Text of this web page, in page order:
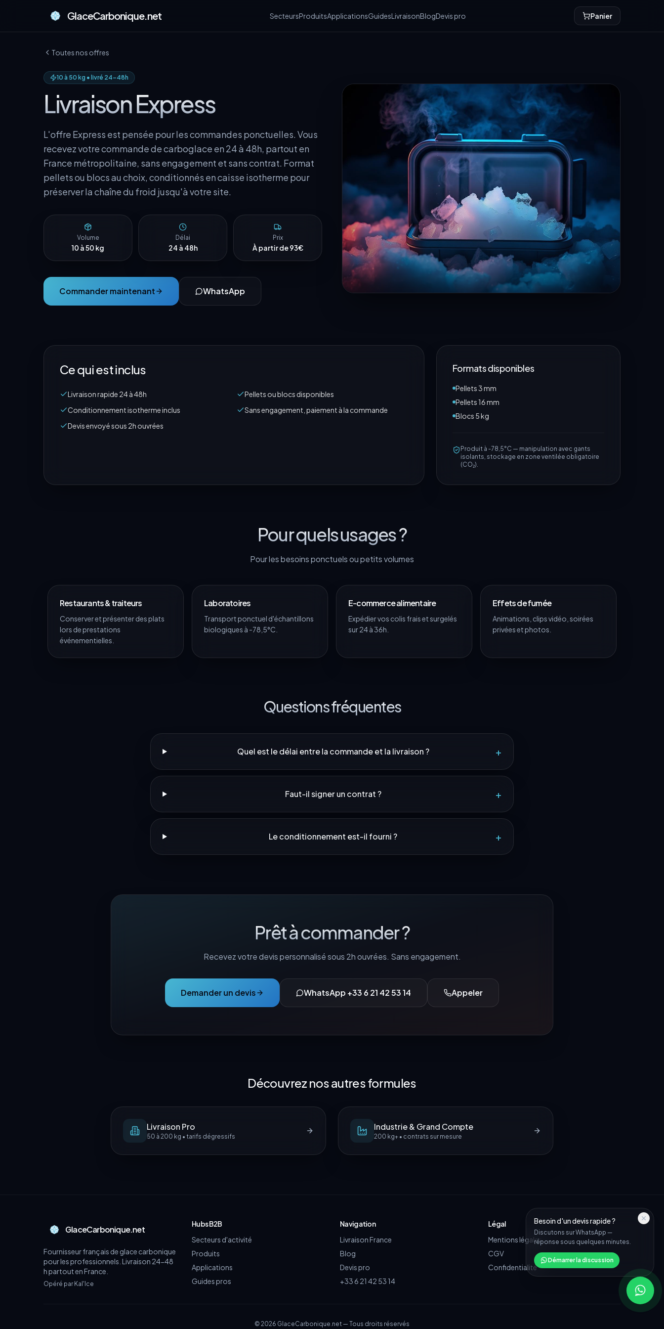
GlaceCarbonique.net SecteursProduitsApplicationsGuidesLivraisonBlogDevis pro Panier
Toutes nos offres
10 à 50 kg • livré 24–48h
Livraison Express
L'offre Express est pensée pour les commandes ponctuelles. Vous
recevez votre commande de carboglace en 24 à 48h, partout en
France métropolitaine, sans engagement et sans contrat. Format
pellets ou blocs au choix, conditionnés en caisse isotherme pour
préserver la chaîne du froid jusqu'à votre site.
Volume
10 à 50 kg
Délai
24 à 48h
Prix
À partir de 93€
Commander maintenant WhatsApp
Ce qui est inclus
Livraison rapide 24 à 48h
Pellets ou blocs disponibles
Conditionnement isotherme inclus
Sans engagement, paiement à la commande
Devis envoyé sous 2h ouvrées
Formats disponibles
Pellets 3 mm
Pellets 16 mm
Blocs 5 kg
Produit à -78,5°C — manipulation avec gants
isolants, stockage en zone ventilée obligatoire
(CO₂).
Pour quels usages ?
Pour les besoins ponctuels ou petits volumes
Restaurants & traiteurs
Conserver et présenter des plats
lors de prestations
événementielles.
Laboratoires
Transport ponctuel d'échantillons
biologiques à -78,5°C.
E-commerce alimentaire
Expédier vos colis frais et surgelés
sur 24 à 36h.
Effets de fumée
Animations, clips vidéo, soirées
privées et photos.
Questions fréquentes
Quel est le délai entre la commande et la livraison ? +
Faut-il signer un contrat ? +
Le conditionnement est-il fourni ? +
Prêt à commander ?
Recevez votre devis personnalisé sous 2h ouvrées. Sans engagement.
Demander un devis WhatsApp +33 6 21 42 53 14 Appeler
Découvrez nos autres formules
Livraison Pro
50 à 200 kg • tarifs dégressifs
Industrie & Grand Compte
200 kg+ • contrats sur mesure
GlaceCarbonique.net
Fournisseur français de glace carbonique
pour les professionnels. Livraison 24-48
h partout en France.
Opéré par Kal'Ice
Hubs B2B
Secteurs d'activité
Produits
Applications
Guides pros
Navigation
Livraison France
Blog
Devis pro
+33 6 21 42 53 14
Légal
Mentions légales
CGV
Confidentialité
© 2026 GlaceCarbonique.net — Tous droits réservés
Besoin d'un devis rapide ?
Discutons sur WhatsApp —
réponse sous quelques minutes.
Démarrer la discussion